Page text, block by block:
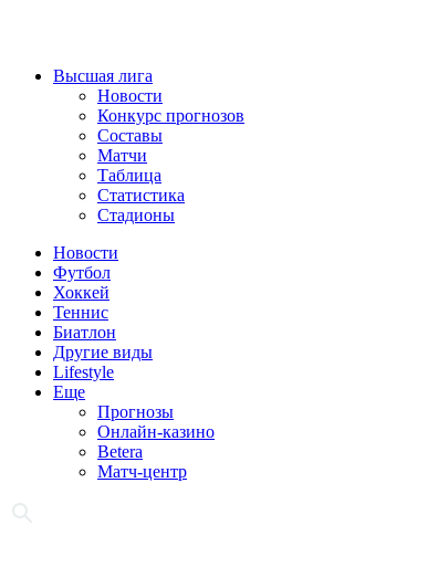
Высшая лига
Новости
Конкурс прогнозов
Составы
Матчи
Таблица
Статистика
Стадионы
Новости
Футбол
Хоккей
Теннис
Биатлон
Другие виды
Lifestyle
Еще
Прогнозы
Онлайн-казино
Betera
Матч-центр